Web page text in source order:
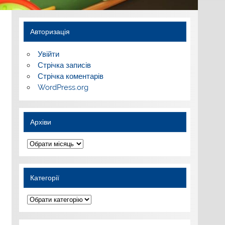
Авторизація
Увійти
Стрічка записів
Стрічка коментарів
WordPress.org
Архіви
Архіви
Категорії
Категорії